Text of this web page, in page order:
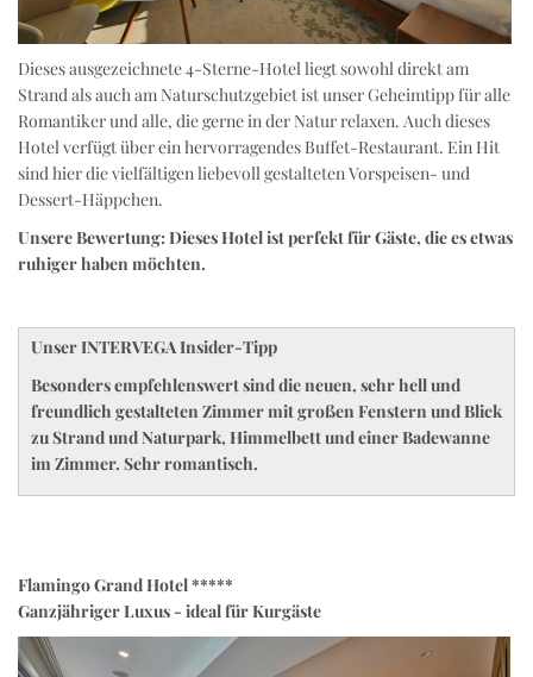
Dieses ausgezeichnete 4-Sterne-Hotel liegt sowohl direkt am
Strand als auch am Naturschutzgebiet ist unser Geheimtipp für alle
Romantiker und alle, die gerne in der Natur relaxen. Auch dieses
Hotel verfügt über ein hervorragendes Buffet-Restaurant. Ein Hit
sind hier die vielfältigen liebevoll gestalteten Vorspeisen- und
Dessert-Häppchen.
Unsere Bewertung: Dieses Hotel ist perfekt für Gäste, die es etwas
ruhiger haben möchten.
Unser INTERVEGA Insider-Tipp
Besonders empfehlenswert sind die neuen, sehr hell und
freundlich gestalteten Zimmer mit großen Fenstern und Blick
zu Strand und Naturpark, Himmelbett und einer Badewanne
im Zimmer. Sehr romantisch.
Flamingo Grand Hotel *****
Ganzjähriger Luxus - ideal für Kurgäste